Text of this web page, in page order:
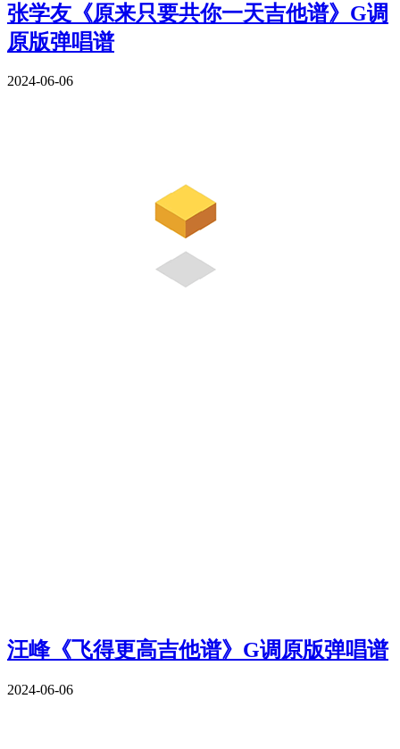
张学友《原来只要共你一天吉他谱》G调
原版弹唱谱
2024-06-06
汪峰《飞得更高吉他谱》G调原版弹唱谱
2024-06-06